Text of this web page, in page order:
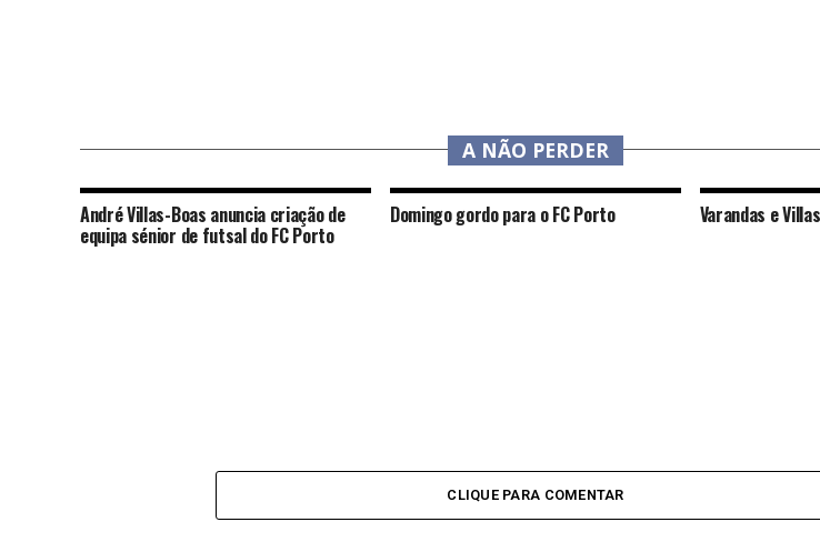
A NÃO PERDER
André Villas-Boas anuncia criação de
equipa sénior de futsal do FC Porto
Domingo gordo para o FC Porto Varandas e
CLIQUE PARA COMENTAR